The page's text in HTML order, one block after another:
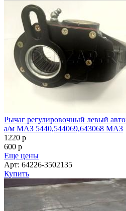
Рычаг регулировочный левый
а/м МАЗ 5440,544069,643068 МАЗ
1220 p
600 p
Еще цены
Арт: 64226-3502135
Купить